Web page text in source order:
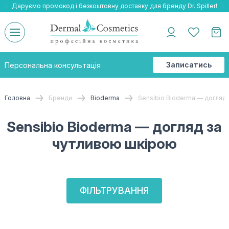
Даруємо безкоштовну доставку та подарнки до бренду Braderm!
-25% на весь бренд HOLY LAND!
Даруємо промокод і безкоштовну доставку для бренду Dr. Spiller!
Персональна консультація
Записатись
на
Головна Бренди Bioderma Sensibio Bioderma — догляд
Sensibio Bioderma — догляд за
чутливою шкірою
ФІЛЬТРУВАННЯ